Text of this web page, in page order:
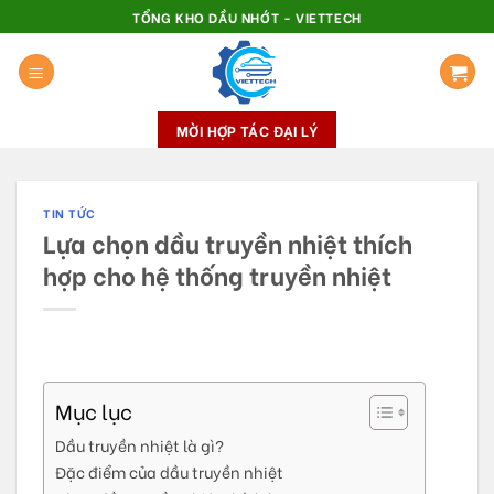
to
content
TỔNG KHO DẦU NHỚT - VIETTECH
MỜI HỢP TÁC ĐẠI LÝ
TIN TỨC
Lựa chọn dầu truyền nhiệt thích
hợp cho hệ thống truyền nhiệt
Mục lục
Dầu truyền nhiệt là gì?
Đặc điểm của dầu truyền nhiệt